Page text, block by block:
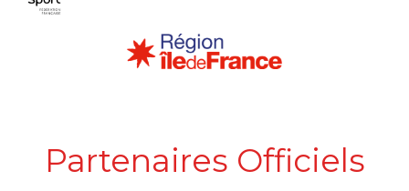
Partenaires Officiels